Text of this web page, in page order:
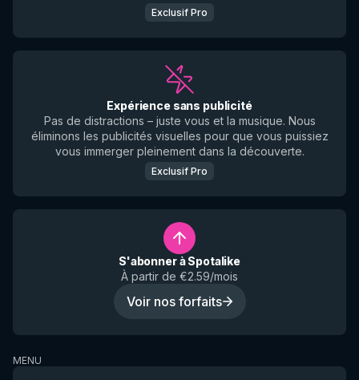
Exclusif Pro
Expérience sans publicité
Pas de distractions – juste vous et la musique. Nous
éliminons les publicités visuelles pour que vous puissiez
vous immerger pleinement dans la découverte.
Exclusif Pro
S'abonner à Spotalike
À partir de €2.59/mois
Voir nos forfaits
MENU